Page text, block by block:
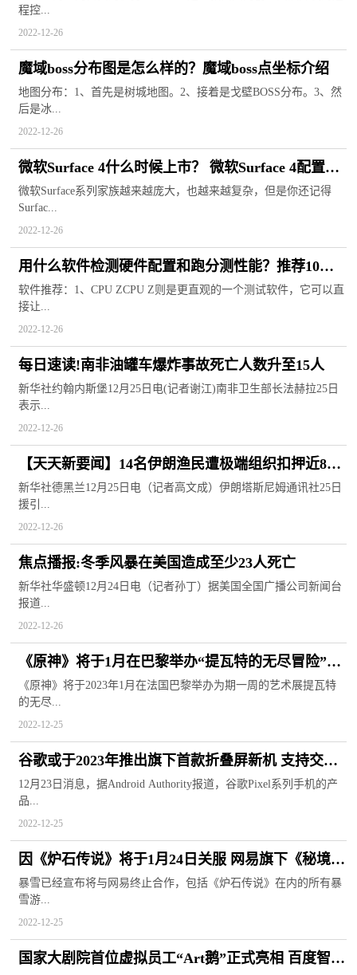
程控...
2022-12-26
魔域boss分布图是怎么样的？魔域boss点坐标介绍
地图分布：1、首先是树城地图。2、接着是戈壁BOSS分布。3、然
后是冰...
2022-12-26
微软Surface 4什么时候上市？ 微软Surface 4配置怎
么样？
微软Surface系列家族越来越庞大，也越来越复杂，但是你还记得
Surfac...
2022-12-26
用什么软件检测硬件配置和跑分测性能？推荐10款
电脑性能测试软件
软件推荐：1、CPU ZCPU Z则是更直观的一个测试软件，它可以直
接让...
2022-12-26
每日速读!南非油罐车爆炸事故死亡人数升至15人
新华社约翰内斯堡12月25日电(记者谢江)南非卫生部长法赫拉25日
表示...
2022-12-26
【天天新要闻】14名伊朗渔民遭极端组织扣押近8年
后获释
新华社德黑兰12月25日电（记者高文成）伊朗塔斯尼姆通讯社25日
援引...
2022-12-26
焦点播报:冬季风暴在美国造成至少23人死亡
新华社华盛顿12月24日电（记者孙丁）据美国全国广播公司新闻台
报道...
2022-12-26
《原神》将于1月在巴黎举办“提瓦特的无尽冒险”艺
术展 内含大量周边
《原神》将于2023年1月在法国巴黎举办为期一周的艺术展提瓦特
的无尽...
2022-12-25
谷歌或于2023年推出旗下首款折叠屏新机 支持交错
式HDR影像算法
12月23日消息，据Android Authority报道，谷歌Pixel系列手机的产
品...
2022-12-25
因《炉石传说》将于1月24日关服 网易旗下《秘境对
决》正式恢复运营
暴雪已经宣布将与网易终止合作，包括《炉石传说》在内的所有暴
雪游...
2022-12-25
国家大剧院首位虚拟员工“Art鹅”正式亮相 百度智能